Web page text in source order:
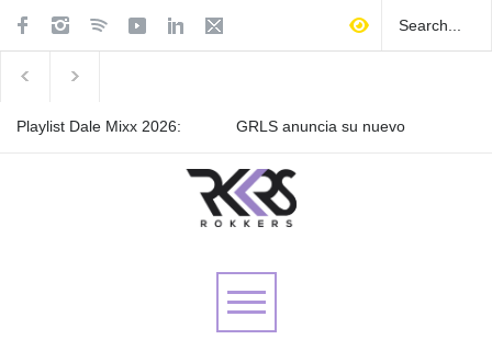
Playlist Dale Mixx 2026:
GRLS anuncia su nuevo
de agosto
Las Fokin Biches anuncian
su gira internacional "Fuga